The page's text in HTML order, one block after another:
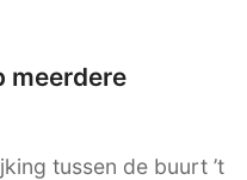
meerdere
tussen de buurt ’t